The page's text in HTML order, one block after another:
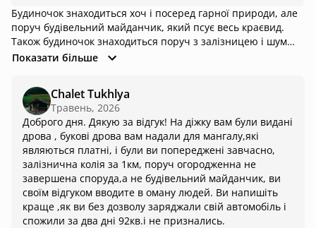
Будиночок знаходиться хоч і посеред гарної природи, але
поруч будівельний майданчик, який псує весь краєвид.
Також будиночок знаходиться поруч з залізницею і шум
поїздів трохи псує насолоду від природи довкола. Також
оплачена.
Показати більше
Chalet Tukhlya
Травень, 2026
Доброго дня. Дякую за відгук! На діжку вам були видані
дрова , букові дрова вам надали для мангалу,які
являються платні, і були ви попереджені завчасно,
залізнична колія за 1км, поруч огородженна не
завершена споруда,а не будівельний майданчик, ви
своїм відгуком вводите в оману людей. Ви напишіть
краще ,як ви без дозволу заряджали свій автомобіль і
спожили за два дні 92кв.і не признались.